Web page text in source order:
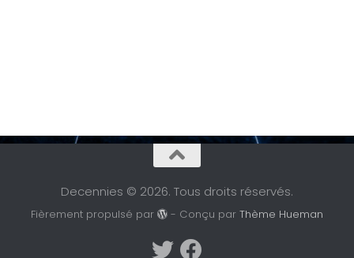
Decennies © 2026. Tous droits réservés.
Fièrement propulsé par - Conçu parThème Hueman